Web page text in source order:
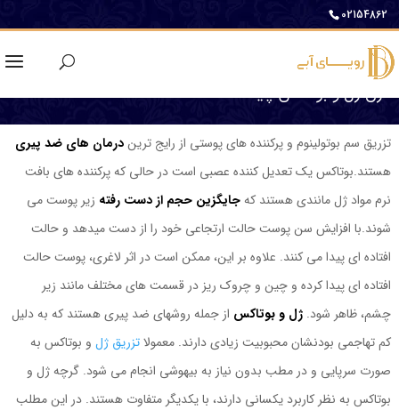
02154862
فرق ژل و بوتاکس چیست؟
تزریق سم بوتولینوم و پرکننده های پوستی از رایج تریندرمان های ضد پیری
هستند.بوتاکس یک تعدیل کننده عصبی است در حالی که پرکننده های بافت
نرم مواد ژل مانندی هستند کهجایگزین حجم از دست رفته زیر پوست می
شوند.با افزایش سن پوست حالت ارتجاعی خود را از دست میدهد و حالت
افتاده ای پیدا می کنند. علاوه بر این، ممکن است در اثر لاغری، پوست حالت
افتاده ای پیدا کرده و چین و چروک ریز در قسمت های مختلف مانند زیر
چشم، ظاهر شود. ژل و بوتاکس از جمله روشهای ضد پیری هستند که به دلیل
کم تهاجمی بودنشان محبوبیت زیادی دارند. معمولاتزریق ژل و بوتاکس به
صورت سرپایی و در مطب بدون نیاز به بیهوشی انجام می شود. گرچه ژل و
بوتاکس به نظر کاربرد یکسانی دارند، با یکدیگر متفاوت هستند. در این مطلب